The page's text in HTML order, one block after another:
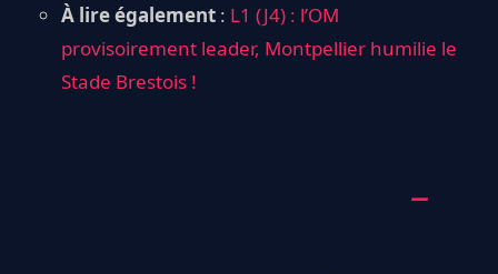
À lire également : L1 (J4) : l’OM
provisoirement leader, Montpellier humilie le
Stade Brestois !